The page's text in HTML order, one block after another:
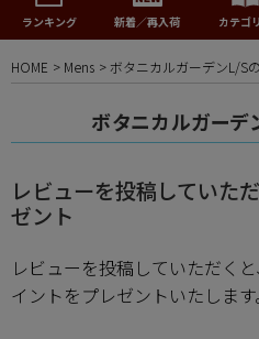
ランキング 新着／再入荷 カテゴ
メンズ
レディース
キッズ
ペア商品
HOME Mens ボタニカルガーデンL/S
ボタニカルガーデ
レビューを投稿していた
ゼント
レビューを投稿していただく
イントをプレゼントいたします